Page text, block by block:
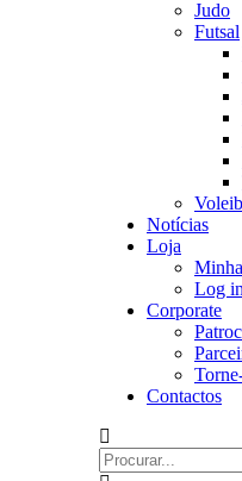
Judo
Futsal
Notícias
Loja
Log
Corporate
Contactos